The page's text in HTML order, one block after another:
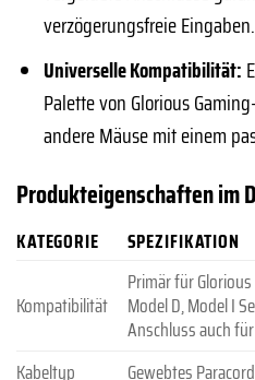
verzögerungsfreie Eingaben.
Universelle Kompatibilität:
Palette von Glorious
andere Mäuse mit einem
Produkteigenschaften im
KATEGORIE SPEZIFIKATION
Kompatibilität
Primär für
Model D, Model I
Anschluss auch
Kabeltyp
Gewebtes